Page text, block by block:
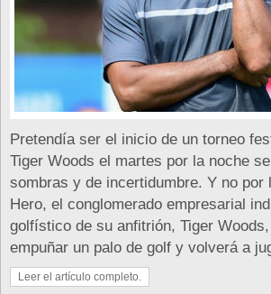
Pretendía ser el inicio de un torneo
Tiger Woods el martes por la noche
sombras y de incertidumbre. Y no
Hero, el conglomerado empresarial
golfístico de su anfitrión, Tiger
empuñar un palo de golf y volverá a
Leer el artículo completo.